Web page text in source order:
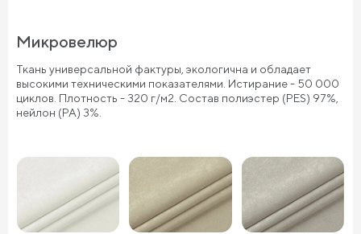
Микровелюр
Ткань универсальной фактуры, экологична и обладает
высокими техническими показателями. Истирание - 50 000
циклов. Плотность - 320 г/м2. Состав полиэстер (PES) 97%,
нейлон (PA) 3%.